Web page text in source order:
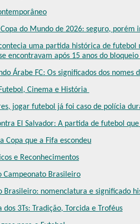
do Mundo de 2026: seguro, porém
uma partida histórica de futebol
encontravam após 15 anos do
Árabe FC: Os significados dos nomes
Cinema e História
jogar futebol já foi caso de polícia
El Salvador: A partida de futebol
Copa que a Fifa escondeu
e Reconhecimentos
Campeonato Brasileiro
Brasileiro: nomenclatura e significado
dos 3Ts: Tradição, Torcida e Troféus